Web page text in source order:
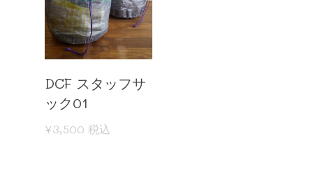
DCF スタッフサ
ック01
¥3,500 税込